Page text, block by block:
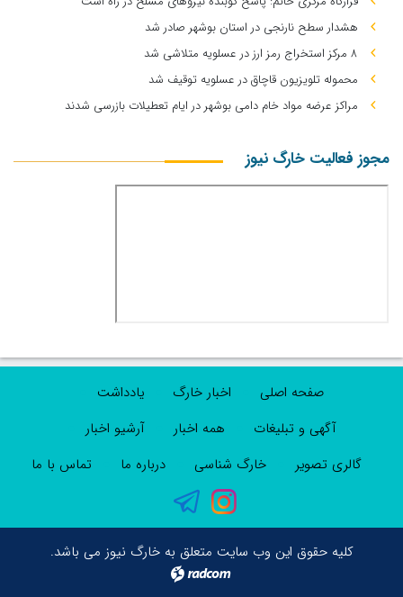
هشدار سطح نارنجی در استان بوشهر صادر شد
۸ مرکز استخراج رمز ارز در عسلویه متلاشی شد
محموله تلویزیون قاچاق در عسلویه توقیف شد
مراکز عرضه مواد خام دامی بوشهر در ایام تعطیلات بازرسی شدند
مجوز فعالیت خارگ نیوز
صفحه اصلی اخبار خارگ
یادداشت
آگهی و تبلیغات
همه اخبار
آرشیو اخبار
گالری تصویر
خارگ شناسی درباره ما تماس با ما
کلیه حقوق این وب سایت متعلق به خارگ نیوز می باشد.
radcom